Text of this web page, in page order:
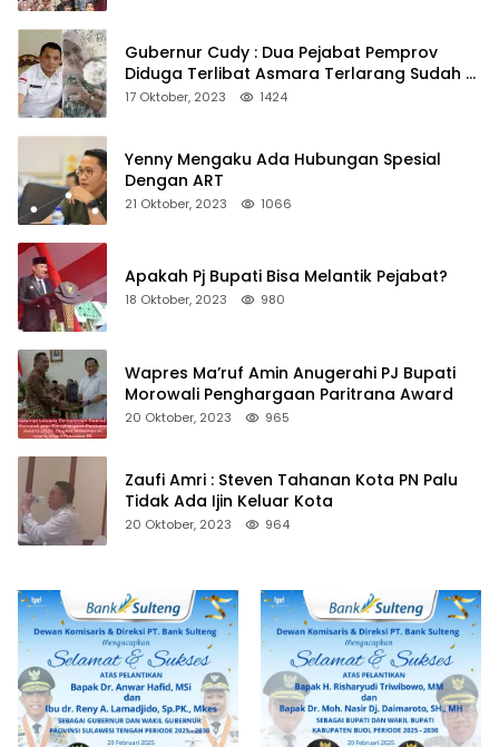
Gubernur Cudy : Dua Pejabat Pemprov
Diduga Terlibat Asmara Terlarang Sudah di
Non Job
17 Oktober, 2023 1424
Yenny Mengaku Ada Hubungan Spesial
Dengan ART
21 Oktober, 2023 1066
Apakah Pj Bupati Bisa Melantik Pejabat?
18 Oktober, 2023 980
Wapres Ma’ruf Amin Anugerahi PJ Bupati
Morowali Penghargaan Paritrana Award
20 Oktober, 2023 965
Zaufi Amri : Steven Tahanan Kota PN Palu
Tidak Ada Ijin Keluar Kota
20 Oktober, 2023 964